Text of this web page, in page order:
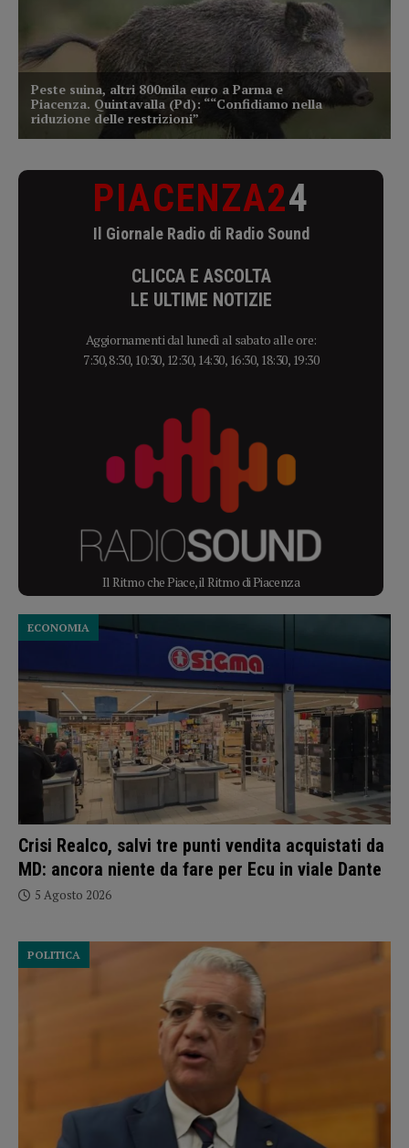
PIACENZA24
Il Giornale Radio di Radio Sound
CLICCA E ASCOLTA
LE ULTIME NOTIZIE
Aggiornamenti dal lunedì al sabato alle ore:
7:30, 8:30, 10:30, 12:30, 14:30, 16:30, 18:30, 19:30
Il Ritmo che Piace, il Ritmo di Piacenza
Crisi Realco, salvi tre punti vendita acquistati da
MD: ancora niente da fare per Ecu in viale Dante
ECONOMIA
5 Agosto 2026
POLITICA